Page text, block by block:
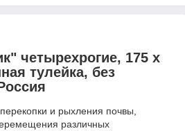
четырехрогие, 175 х
тулейка, без
и рыхления почвы,
различных